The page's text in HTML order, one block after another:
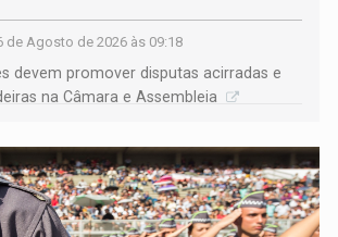
de Agosto de 2026 às 09:18
devem promover disputas acirradas e
na Câmara e Assembleia